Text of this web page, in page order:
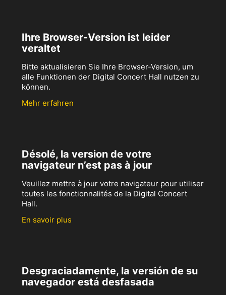
Ihre Browser-Version ist leider
veraltet
Bitte aktualisieren Sie Ihre Browser-Version, um
alle Funktionen der Digital Concert Hall nutzen zu
können.
Mehr erfahren
Désolé, la version de votre
navigateur n’est pas à jour
Veuillez mettre à jour votre navigateur pour utiliser
toutes les fonctionnalités de la Digital Concert
Hall.
En savoir plus
Desgraciadamente, la versión de su
navegador está desfasada